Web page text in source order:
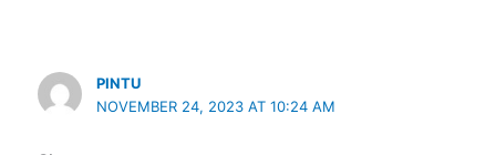
PINTU
NOVEMBER 24, 2023 AT 10:24 AM